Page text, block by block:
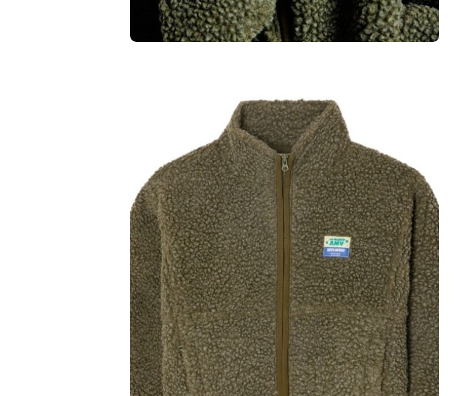
NEW !
AMERICAN VINTAGE
American Vintage vestes
hoktown sweater
bordeaux chine
€ 149,00
Deliverytime
NEW !
AMERICAN VINTAGE
American Vintage vestes
hoktown sweater dragee
chine
€ 149,00
Deliverytime